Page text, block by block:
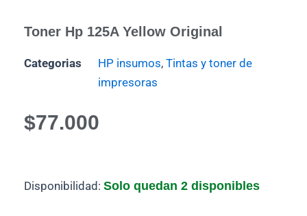
Toner Hp 125A Yellow Original
Categorias HP insumos, Tintas y toner de
impresoras
$77.000
Disponibilidad: Solo quedan 2 disponibles
Toner